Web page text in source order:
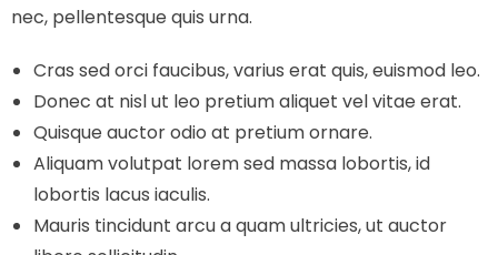
nec, pellentesque quis urna.
Cras sed orci faucibus, varius erat quis, euismod leo.
Donec at nisl ut leo pretium aliquet vel vitae erat.
Quisque auctor odio at pretium ornare.
Aliquam volutpat lorem sed massa lobortis, id
lobortis lacus iaculis.
Mauris tincidunt arcu a quam ultricies, ut auctor